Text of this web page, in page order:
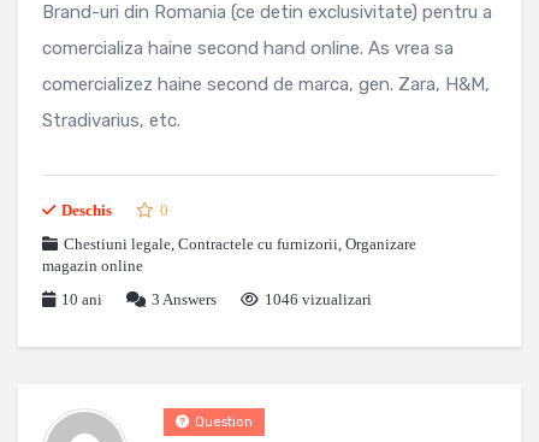
Brand-uri din Romania (ce detin exclusivitate) pentru a
comercializa haine second hand online. As vrea sa
comercializez haine second de marca, gen. Zara, H&M,
Stradivarius, etc.
Deschis
0
Chestiuni legale, Contractele cu furnizorii, Organizare
magazin online
10 ani
3 Answers 1046 vizualizari
Question